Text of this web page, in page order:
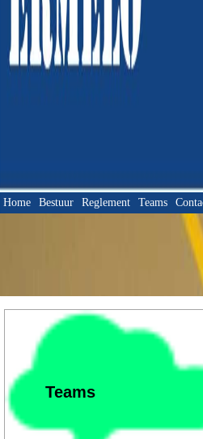
Home Bestuur Reglement Teams
Teams